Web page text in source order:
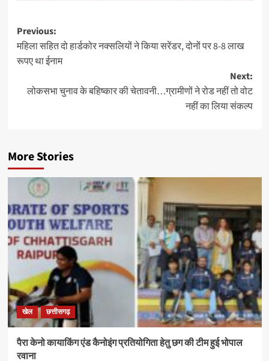
Post
navigation
Previous:
महिला सहित दो हार्डकोर नक्सलियों ने किया सरेंडर, दोनों पर 8-8 लाख
रूपए था ईनाम
Next:
लोकसभा चुनाव के बहिष्कार की चेतावनी…ग्रामीणों ने रोड नहीं तो वोट
नहीं का लिया संकल्प
More Stories
खेल छत्तीसगढ़
पैरा केनो कायाकिंग एंड कैनोइंग प्रतियोगिता हेतु छग की टीम हुई भोपाल
रवाना